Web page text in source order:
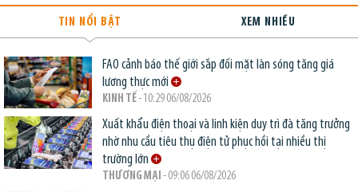
TIN NỔI BẬT XEM NHIỀU
FAO cảnh báo thế giới sắp đối mặt làn sóng tăng giá
lương thực mới
KINH TẾ- 10:29 06/08/2026
Xuất khẩu điện thoại và linh kiện duy trì đà tăng trưởng
nhờ nhu cầu tiêu thụ điện tử phục hồi tại nhiều thị
trường lớn
THƯƠNG MẠI - 09:06 06/08/2026